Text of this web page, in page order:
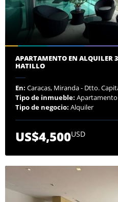
APARTAMENTO EN
HATILLO
En: Caracas, Miranda - Dtto.
Tipo de inmueble: Apartamento
Tipo de negocio: Alquiler
US$4,500USD